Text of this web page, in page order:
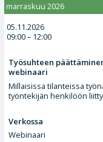
marraskuu 2026
05.11.2026
09:00 – 12:00
Työsuhteen
webinaari
Millaisissa tilanteissa
työntekijän henkilöön
Verkossa
Webinaari